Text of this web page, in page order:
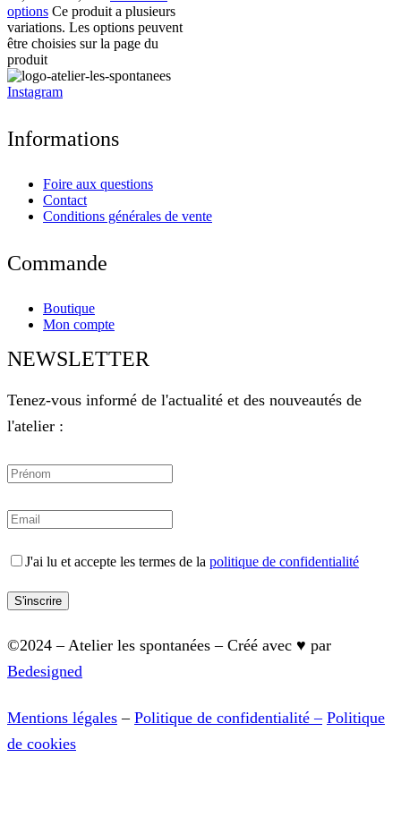
options Ce produit a plusieurs
variations. Les options peuvent
être choisies sur la page du
produit
Instagram
Informations
Foire aux questions
Contact
Conditions générales de vente
Commande
Boutique
Mon compte
NEWSLETTER
Tenez-vous informé de l'actualité et des nouveautés de
l'atelier :
J'ai lu et accepte les termes de la politique de confidentialité
©2024 – Atelier les spontanées – Créé avec ♥︎ par
Bedesigned
Mentions légales – Politique de confidentialité – Politique
de cookies